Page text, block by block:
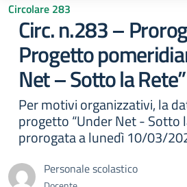
Circolare 283
Circ. n.283 –
Progetto
Net – Sotto la Rete”
Per motivi organizzativi, la
progetto “Under Net - Sotto
prorogata a lunedì 10/03/
Personale scolastico